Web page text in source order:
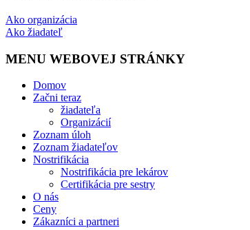
Ako organizácia
Ako žiadateľ
MENU WEBOVEJ STRÁNKY
Domov
Začni teraz
žiadateľa
Organizácií
Zoznam úloh
Zoznam žiadateľov
Nostrifikácia
Nostrifikácia pre lekárov
Certifikácia pre sestry
O nás
Ceny
Zákazníci a partneri